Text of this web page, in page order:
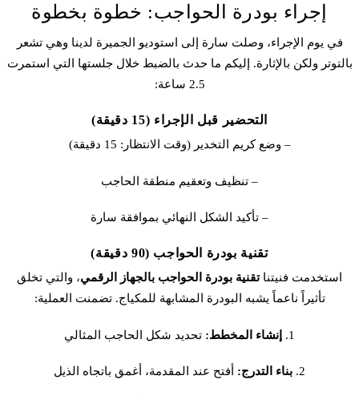
إجراء بودرة الحواجب: خطوة بخطوة
في يوم الإجراء، وصلت سارة إلى استوديو الجميرة لدينا وهي تشعر
بالتوتر ولكن بالإثارة. إليكم ما حدث بالضبط خلال جلستها التي استمرت
2.5 ساعة:
التحضير قبل الإجراء (15 دقيقة)
– وضع كريم التخدير (وقت الانتظار: 15 دقيقة)
– تنظيف وتعقيم منطقة الحاجب
– تأكيد الشكل النهائي بموافقة سارة
تقنية بودرة الحواجب (90 دقيقة)
استخدمت فنيتناتقنية بودرة الحواجب بالجهاز الرقمي، والتي تخلق
تأثيراً ناعماً يشبه البودرة المشابهة للمكياج. تضمنت العملية:
1. إنشاء المخطط: تحديد شكل الحاجب المثالي
2. بناء التدرج: أفتح عند المقدمة، أغمق باتجاه الذيل